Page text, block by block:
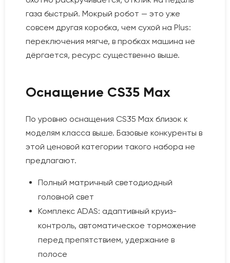
газа быстрый. Мокрый робот — это уже
совсем другая коробка, чем сухой на Plus:
переключения мягче, в пробках машина не
дёргается, ресурс существенно выше.
Оснащение CS35 Max
По уровню оснащения CS35 Max близок к
моделям класса выше. Базовые конкуренты в
этой ценовой категории такого набора не
предлагают.
Полный матричный светодиодный
головной свет
Комплекс ADAS: адаптивный круиз-
контроль, автоматическое торможение
перед препятствием, удержание в
полосе